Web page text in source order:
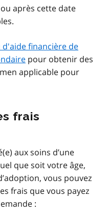
après cette date
d'aide financière de
pour obtenir des
applicable pour
frais
aux soins d’une
que soit votre âge,
vous pouvez
frais que vous payez
: